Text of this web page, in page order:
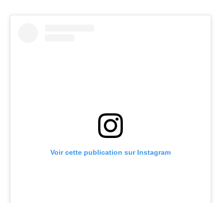
Voir cette publication sur Instagram